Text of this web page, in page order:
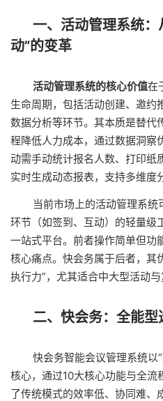
一、活动管理系统：
动”的变革
活动管理系统的核心价值在
生命周期，包括活动创建、邀约
数据分析等环节。其本质是替代
程降低人力成本，通过数据洞察
动需手动统计报名人数、打印纸
实时生成动态报表，支持多维度
当前市场上的活动管理系
环节（如签到、互动）的轻量级
一站式平台。前者操作简单但功
核心痛点。快会务属于后者，其
执行力”，尤其适合中大型活动与
二、快会务：全能型
快会务智能会议管理系统以
核心，通过10大核心功能与全流
了传统模式的效率低、协同难、